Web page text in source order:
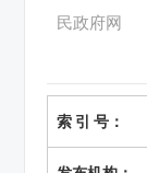
民政府网
索 引 号：